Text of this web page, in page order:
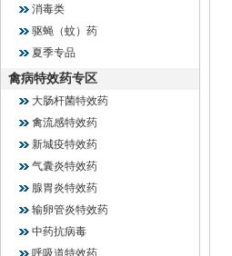
消毒类
驱蝇（蚊）药
夏季专品
禽病特效药专区
大肠杆菌特效药
禽流感特效药
新城疫特效药
气囊炎特效药
腺胃炎特效药
输卵管炎特效药
中药抗病毒
呼吸道特效药